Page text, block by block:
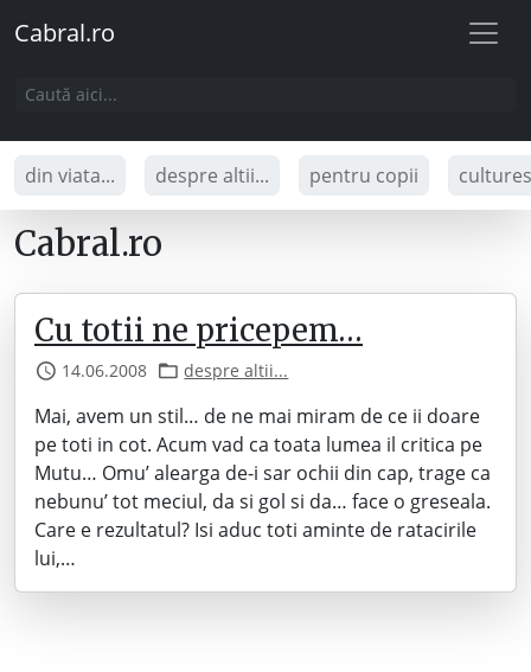
Cabral.ro
din viata... despre altii... pentru copii
Cabral.ro
Cu totii ne pricepem…
14.06.2008 despre altii...
Mai, avem un stil… de ne mai miram de ce ii doare
pe toti in cot. Acum vad ca toata lumea il critica pe
Mutu… Omu’ alearga de-i sar ochii din cap, trage ca
nebunu’ tot meciul, da si gol si da… face o greseala.
Care e rezultatul? Isi aduc toti aminte de ratacirile
lui,…